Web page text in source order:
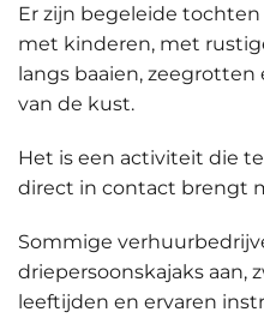
Er zijn begeleide
met kinderen, met
langs baaien,
van de kust.
Het is een activiteit die
direct in contact brengt
Sommige
driepersoonskajaks aan,
leeftijden en ervaren